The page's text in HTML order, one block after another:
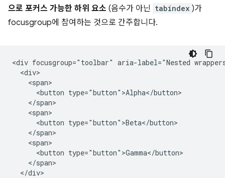
으로 포커스 가능한 하위 요소 (음수가 아닌 tabindex )가
focusgroup에 참여하는 것으로 간주합니다.
<div focusgroup="toolbar" aria-label="Nested
  <div>
    <span>
      <button type="button">Alpha</button>
    </span>
    <span>
      <button type="button">Beta</button>
    </span>
    <span>
      <button type="button">Gamma</button>
    </span>
  </div>